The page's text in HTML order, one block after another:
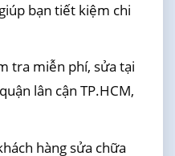
bạn tiết kiệm chi
tra miễn phí, sửa tại
lân cận TP.HCM,
hàng sửa chữa